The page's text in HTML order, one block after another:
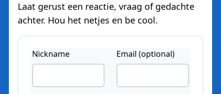
Laat gerust een reactie, vraag of gedachte
achter. Hou het netjes en be cool.